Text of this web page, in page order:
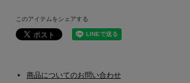
このアイテムをシェアする
商品についてのお問い合わせ